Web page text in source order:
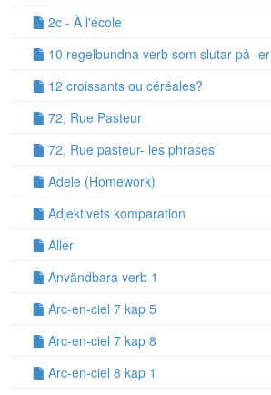
2c - À l'école
10 regelbundna verb som slutar på -er
12 croissants ou céréales?
72, Rue Pasteur
72, Rue pasteur- les phrases
Adele (Homework)
Adjektivets komparation
Aller
Användbara verb 1
Arc-en-ciel 7 kap 5
Arc-en-ciel 7 kap 8
Arc-en-ciel 8 kap 1